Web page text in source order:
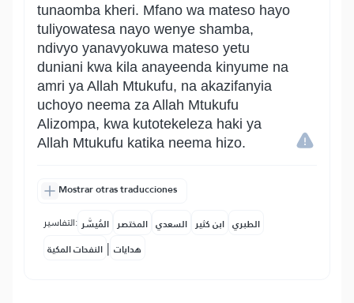
tunaomba kheri. Mfano wa mateso hayo
tuliyowatesa nayo wenye shamba,
ndivyo yanavyokuwa mateso yetu
duniani kwa kila anayeenda kinyume na
amri ya Allah Mtukufu, na akazifanyia
uchoyo neema za Allah Mtukufu
Alizompa, kwa kutotekeleza haki ya
Allah Mtukufu katika neema hizo.
Mostrar otras traducciones
التفاسير: المُيسَّر المختصر السعدي ابن كثير الطبري
النفحات المكية | هدايات